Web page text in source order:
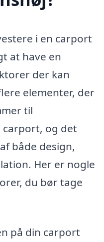
i en carport
at have en
der kan
elementer, der
til
og det
både design,
Her er nogle
du bør tage
på din carport